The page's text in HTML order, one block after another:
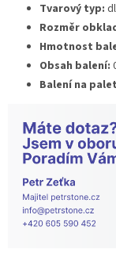
Tvarový typ:
Rozměr
Hmotnost
Obsah balení:
Balení na